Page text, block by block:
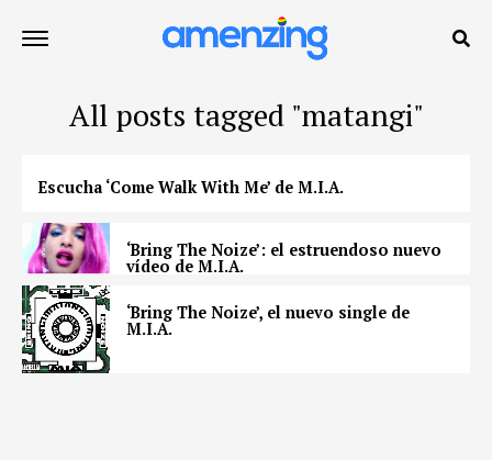
All posts tagged "matangi"
Escucha ‘Come Walk With Me’ de M.I.A.
‘Bring The Noize’: el estruendoso nuevo
vídeo de M.I.A.
‘Bring The Noize’, el nuevo single de
M.I.A.